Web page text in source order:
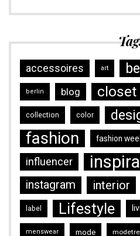
accessoires art
berlin blog closet
collection color
fashion fashion
influencer
instagram
interior
label Lifestyle
menswear mode